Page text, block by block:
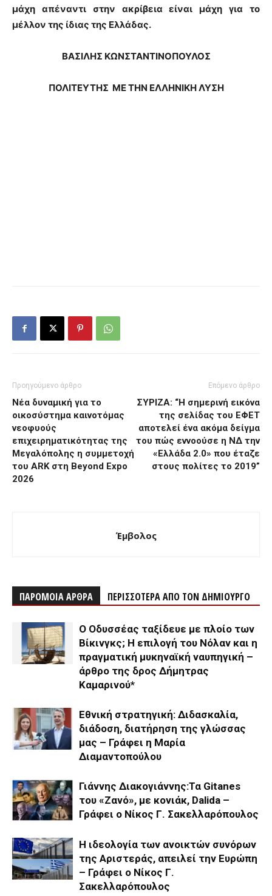
μάχη απέναντι στην ακρίβεια είναι μάχη για το
μέλλον της ίδιας της Ελλάδας.
ΒΑΣΙΛΗΣ ΚΩΝΣΤΑΝΤΙΝΟΠΟΥΛΟΣ
ΠΟΛΙΤΕΥΤΗΣ ΜΕ ΤΗΝ ΕΛΛΗΝΙΚΗ ΛΥΣΗ
Προηγούμενο άρθρο
Νέα δυναμική για το
οικοσύστημα καινοτόμας
νεοφυούς
επιχειρηματικότητας της
Μεγαλόπολης η συμμετοχή
του ARK στη Beyond Expo
2026
Επόμενο άρθρο
ΣΥΡΙΖΑ: “Η σημερινή εικόνα
της σελίδας του ΕΦΕΤ
αποτελεί ένα ακόμα δείγμα
του πώς εννοούσε η ΝΔ την
«Ελλάδα 2.0» που έταζε
στους πολίτες το 2019”
Έμβολος
ΠΑΡΟΜΟΙΑ ΑΡΘΡΑ ΠΕΡΙΣΣΟΤΕΡΑ ΑΠΟ ΤΟΝ ΔΗΜΙΟΥΡΓΟ
Ο Οδυσσέας ταξίδευε με πλοίο των
Βίκινγκς; Η επιλογή του Νόλαν και η
πραγματική μυκηναϊκή ναυπηγική –
άρθρο της δρος Δήμητρας
Καμαρινού*
Εθνική στρατηγική: Διδασκαλία,
διάδοση, διατήρηση της γλώσσας
μας – Γράφει η Μαρία
Διαμαντοπούλου
Γιάννης Διακογιάννης:Τα Gitanes
του «Ζανό», με κονιάκ, Dalida –
Γράφει ο Νίκος Γ. Σακελλαρόπουλος
Η ιδεολογία των ανοικτών συνόρων
της Αριστεράς, απειλεί την Ευρώπη
– Γράφει ο Νίκος Γ.
Σακελλαρόπουλος